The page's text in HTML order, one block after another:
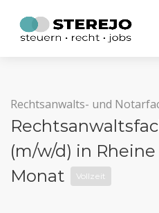
Rechtsanwalts- und
(m/w/d) in
Monat
Vollzeit